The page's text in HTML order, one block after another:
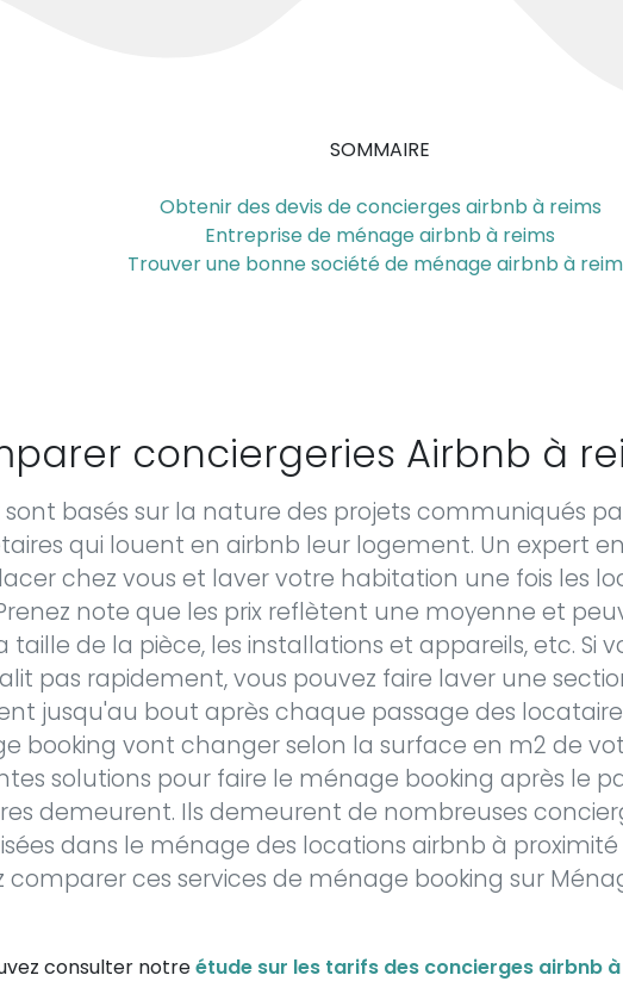
SOMMAIRE
Obtenir des devis de concierges airbnb à reims
Entreprise de ménage airbnb à reims
Trouver une bonne société de ménage airbnb à
conciergeries Airbnb à
sont basés sur la nature des projets communiqués
qui louent en airbnb leur logement. Un expert
chez vous et laver votre habitation une fois les
note que les prix reflètent une moyenne et
taille de la pièce, les installations et appareils, etc. Si
pas rapidement, vous pouvez faire laver une
jusqu'au bout après chaque passage des
booking vont changer selon la surface en m2 de
solutions pour faire le ménage booking après le
demeurent. Ils demeurent de nombreuses
dans le ménage des locations airbnb à proximité
comparer ces services de ménage booking sur
consulter notreétude sur les tarifs des concierges airbnb